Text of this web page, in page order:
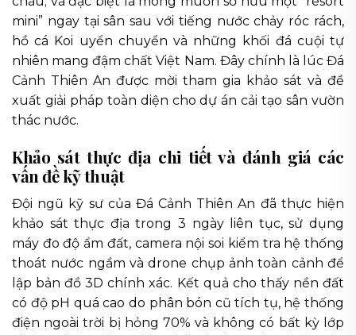
mini” ngay tại sân sau với tiếng nước chảy róc rách,
hồ cá Koi uyển chuyển và những khối đá cuội tự
nhiên mang đậm chất Việt Nam. Đây chính là lúc Đá
Cảnh Thiên An được mời tham gia khảo sát và đề
xuất giải pháp toàn diện cho dự án cải tạo sân vườn
thác nước.
Khảo sát thực địa chi tiết và đánh giá các
vấn đề kỹ thuật
Đội ngũ kỹ sư của Đá Cảnh Thiên An đã thực hiện
khảo sát thực địa trong 3 ngày liên tục, sử dụng
máy đo độ ẩm đất, camera nội soi kiểm tra hệ thống
thoát nước ngầm và drone chụp ảnh toàn cảnh để
lập bản đồ 3D chính xác. Kết quả cho thấy nền đất
có độ pH quá cao do phân bón cũ tích tụ, hệ thống
điện ngoài trời bị hỏng 70% và không có bất kỳ lớp